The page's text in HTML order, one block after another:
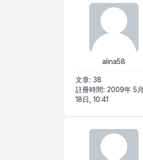
alina58
文章: 38
註冊時間: 2009年 5月
18日, 10:41